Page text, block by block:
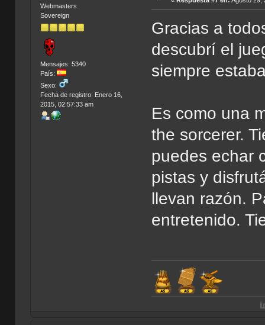
Webmasters
Sovereign
Mensajes: 5340
País:
Sexo:
Fecha de registro: Enero 16,
2015, 02:57:33 am
Gracias a
descubrí el
siempre
Es como una
the sorcerer.
puedes echar
pistas y
llevan razón.
entretenido.
Índice de